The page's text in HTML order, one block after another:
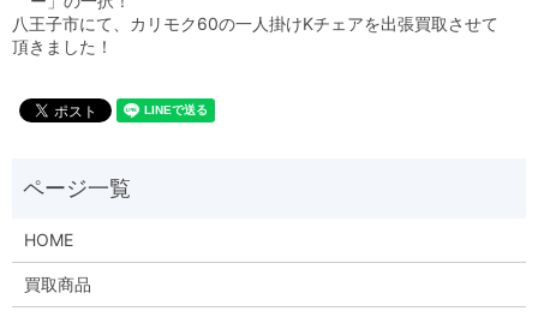
八王子市にて、カリモク60の一人掛けKチェアを出張買取させて
頂きました！
HOME
買取商品